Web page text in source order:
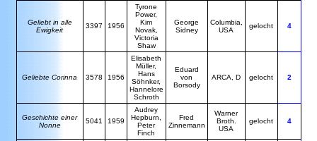
Geliebt in alle
Ewigkeit
3397 1956
Tyrone
Power,
Kim
Novak,
Victoria
Shaw
George
Sidney
Columbia,
USA
gelocht 4
Geliebte Corinna 3578 1956
Elisabeth
Müller,
Hans
Söhnker,
Hannelore
Schroth
Eduard
von
Borsody
ARCA, D gelocht 2
Geschichte einer
Nonne
5041 1959
Audrey
Hepburn,
Peter
Finch
Fred
Zinnemann
Warner
Broth.
USA
gelocht 4